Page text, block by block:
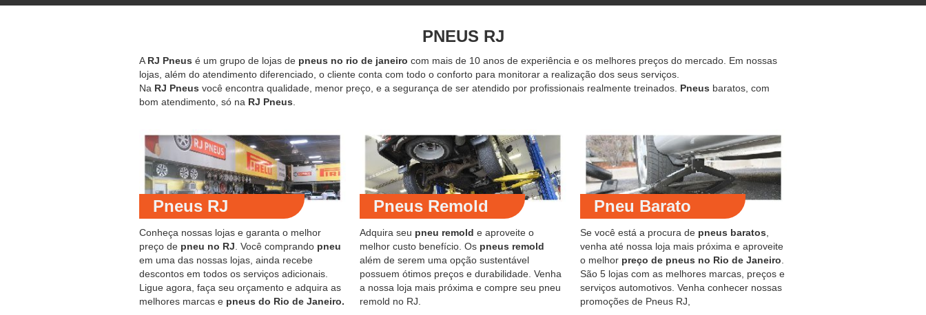
PNEUS RJ
A RJ Pneus é um grupo de lojas de pneus no rio de janeiro com mais de 10 anos de experiência e os melhores preços do mercado. Em nossas
lojas, além do atendimento diferenciado, o cliente conta com todo o conforto para monitorar a realização dos seus serviços.
Na RJ Pneus você encontra qualidade, menor preço, e a segurança de ser atendido por profissionais realmente treinados. Pneus baratos, com
bom atendimento, só na RJ Pneus
Pneus RJ
Conheça nossas lojas e garanta o melhor
preço de pneu no RJ. Você comprando pneu
em uma das nossas lojas, ainda recebe
descontos em todos os serviços adicionais.
Ligue agora, faça seu orçamento e adquira as
melhores marcas e pneus do Rio de Janeiro.
Pneus Remold
Adquira seu pneu remold e aproveite o
melhor custo benefício. Os pneus remold
além de serem uma opção sustentável
possuem ótimos preços e durabilidade. Venha
a nossa loja mais próxima e compre seu pneu
remold no RJ.
Pneu Barato
Se você está a procura de pneus baratos,
venha até nossa loja mais próxima e aproveite
o melhor preço de pneus no Rio de Janeiro.
São 5 lojas com as melhores marcas, preços e
serviços automotivos. Venha conhecer nossas
promoções de Pneus RJ,